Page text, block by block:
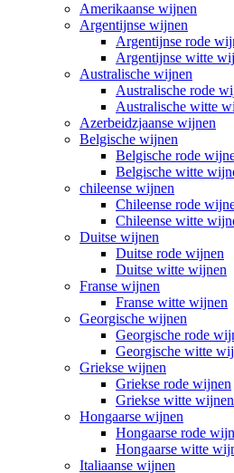
Amerikaanse wijnen
Argentijnse wijnen
Argentijnse rode
Argentijnse witte
Australische wijnen
Australische rode
Australische witte
Azerbeidzjaanse wijnen
Belgische wijnen
Belgische rode
Belgische witte
chileense wijnen
Chileense rode
Chileense witte
Duitse wijnen
Duitse rode wijnen
Duitse witte wijnen
Franse wijnen
Franse witte wijnen
Georgische wijnen
Georgische rode
Georgische witte
Griekse wijnen
Griekse rode wijnen
Griekse witte wijnen
Hongaarse wijnen
Hongaarse rode
Hongaarse witte
Italiaanse wijnen